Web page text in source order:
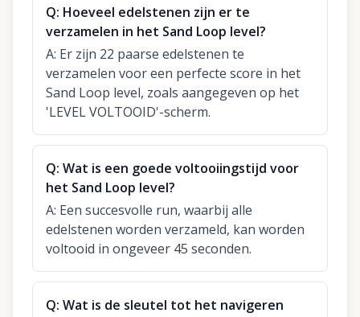
Q: Hoeveel edelstenen zijn er te
verzamelen in het Sand Loop level?
A: Er zijn 22 paarse edelstenen te
verzamelen voor een perfecte score in het
Sand Loop level, zoals aangegeven op het
'LEVEL VOLTOOID'-scherm.
Q: Wat is een goede voltooiingstijd voor
het Sand Loop level?
A: Een succesvolle run, waarbij alle
edelstenen worden verzameld, kan worden
voltooid in ongeveer 45 seconden.
Q: Wat is de sleutel tot het navigeren